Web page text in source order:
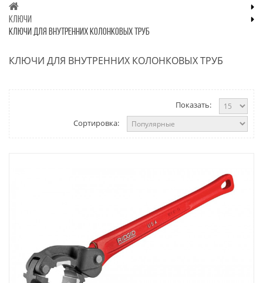
КЛЮЧИ
КЛЮЧИ ДЛЯ ВНУТРЕННИХ КОЛОНКОВЫХ ТРУБ
КЛЮЧИ ДЛЯ ВНУТРЕННИХ КОЛОНКОВЫХ ТРУБ
Показать:
Сортировка: